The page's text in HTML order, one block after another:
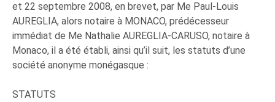
et 22 septembre 2008, en brevet, par Me Paul-Louis
AUREGLIA, alors notaire à MONACO, prédécesseur
immédiat de Me Nathalie AUREGLIA-CARUSO, notaire à
Monaco, il a été établi, ainsi qu’il suit, les statuts d’une
société anonyme monégasque :
STATUTS